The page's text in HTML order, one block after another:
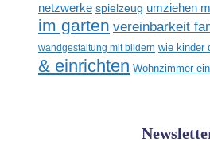
netzwerke spielzeug umziehen
im garten vereinbarkeit
wandgestaltung mit bildern wie kinder
& einrichten Wohnzimmer